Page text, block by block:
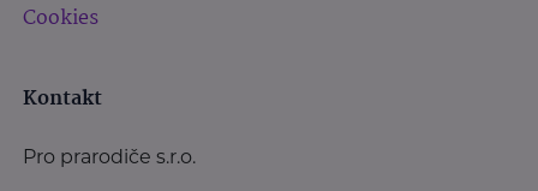
Cookies
Kontakt
Pro prarodiče s.r.o.